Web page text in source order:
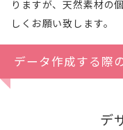
りますが、天然素材の
しくお願い致します。
データ作成する際
デ